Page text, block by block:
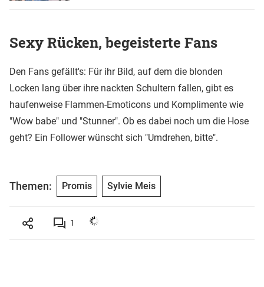
Sexy Rücken, begeisterte Fans
Den Fans gefällt's: Für ihr Bild, auf dem die blonden
Locken lang über ihre nackten Schultern fallen, gibt es
haufenweise Flammen-Emoticons und Komplimente wie
"Wow babe" und "Stunner". Ob es dabei noch um die Hose
geht? Ein Follower wünscht sich "Umdrehen, bitte".
Themen: Promis Sylvie Meis
1